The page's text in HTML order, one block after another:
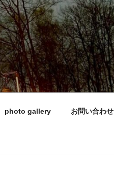
photo gallery お問い合わせ